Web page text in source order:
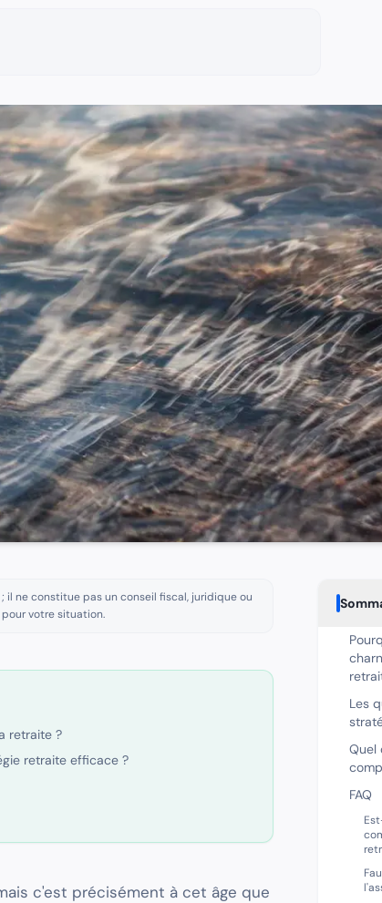
un taux de remplacement total (pension + revenus
ne constitue pas un conseil fiscal, juridique ou
pour votre situation.
retraite ?
retraite efficace ?
c'est précisément à cet âge que
Les
Quel
FAQ